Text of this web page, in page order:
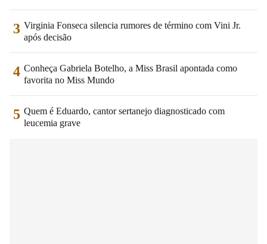
3 Virginia Fonseca silencia rumores de término com Vini Jr.
após decisão
4 Conheça Gabriela Botelho, a Miss Brasil apontada como
favorita no Miss Mundo
5 Quem é Eduardo, cantor sertanejo diagnosticado com
leucemia grave